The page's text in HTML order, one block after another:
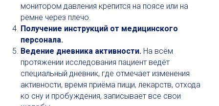
монитором давления крепится на поясе или на
ремне через плечо.
Получение инструкций от медицинского
персонала.
Ведение дневника активности. На всём
протяжении исследования пациент ведёт
специальный дневник, где отмечает изменения
активности, время приёма пищи, лекарств, отхода
ко сну и пробуждения, записывает все свои